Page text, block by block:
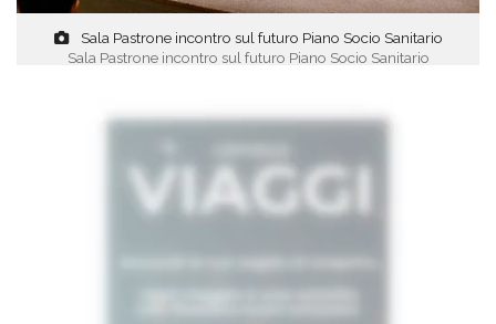
Sala Pastrone incontro sul futuro Piano Socio Sanitario
Sala Pastrone incontro sul futuro Piano Socio Sanitario